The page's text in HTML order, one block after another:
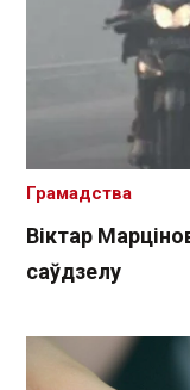
Віктар
саўдзелу
Грамадства